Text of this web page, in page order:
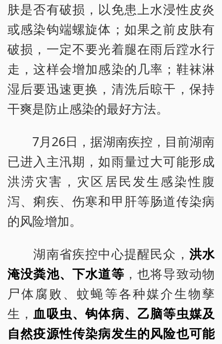
肤是否有破损，以免患上水浸性皮炎
或感染钩端螺旋体；如果之前皮肤有
破损，一定不要光着腿在雨后蹚水行
走，这样会增加感染的几率；鞋袜淋
湿后要迅速更换，清洗后晾干，保持
干爽是防止感染的最好方法。
7月26日，据湖南疾控，目前湖南
已进入主汛期，如雨量过大可能形成
洪涝灾害，灾区居民发生感染性腹
泻、痢疾、伤寒和甲肝等肠道传染病
的风险增加。
湖南省疾控中心提醒民众， 洪水
淹没粪池、下水道等 ，也将导致动物
尸体腐败、蚊蝇等各种媒介生物孳
生，血吸虫、钩体病、乙脑等虫媒及
自然疫源性传染病发生的风险也可能